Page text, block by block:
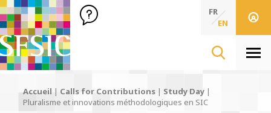
SFSIC Société Française des Sciences de l'Information & de
Société Française des Sciences de
FR
EN
Accueil | Calls for Contributions | Study Day |
Pluralisme et innovations méthodologiques en SIC